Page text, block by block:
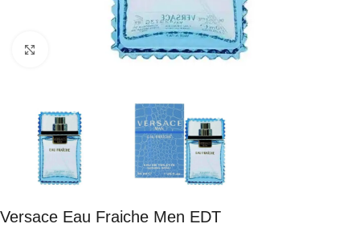
Click to enlarge
Versace Eau Fraiche Men EDT